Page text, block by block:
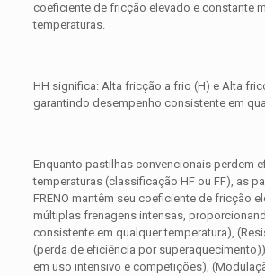
coeficiente de fricção elevado e constante
temperaturas.
HH significa: Alta fricção a frio (H) e Alta
garantindo desempenho consistente em
Enquanto pastilhas convencionais perdem
temperaturas (classificação HF ou FF), as
FRENO mantêm seu coeficiente de fricção
múltiplas frenagens intensas,
consistente em qualquer temperatura),
(perda de eficiência por
em uso intensivo e competições),